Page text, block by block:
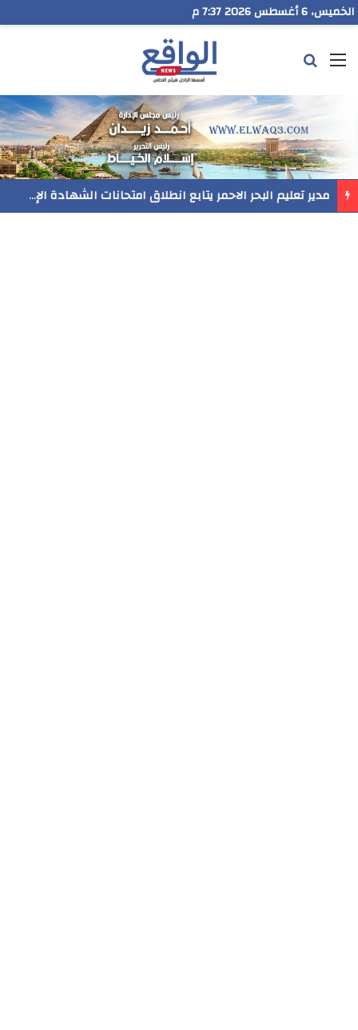
الخميس، 6 أغسطس 2026 7:37 م
القائمة
مدير تعليم البحر الاحمر يتابع انطلاق امتحانات الشهادة الإعدادية ويؤكد: الانضباط